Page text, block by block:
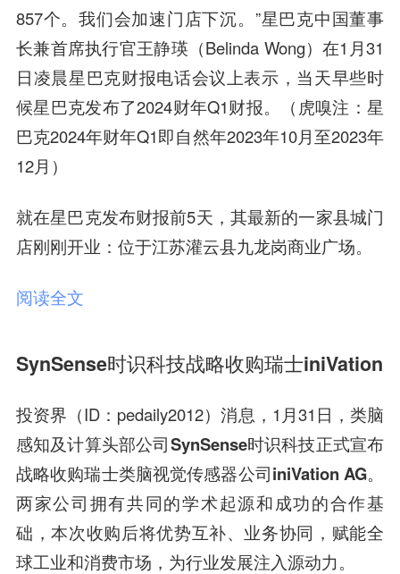
857个。我们会加速门店下沉。”星巴克中国董事
长兼首席执行官王静瑛（Belinda Wong）在1月31
日凌晨星巴克财报电话会议上表示，当天早些时
候星巴克发布了2024财年Q1财报。（虎嗅注：星
巴克2024年财年Q1即自然年2023年10月至2023年
12月）
就在星巴克发布财报前5天，其最新的一家县城门
店刚刚开业：位于江苏灌云县九龙岗商业广场。
阅读全文
SynSense时识科技战略收购瑞士iniVation
投资界（ID：pedaily2012）消息，1月31日， 类脑
感知及计算头部公司SynSense时识科技正式宣布
战略收购瑞士类脑视觉传感器公司iniVation AG。
两家公司拥有共同的学术起源和成功的合作基
础，本次收购后将优势互补、业务协同，赋能全
球工业和消费市场，为行业发展注入源动力。